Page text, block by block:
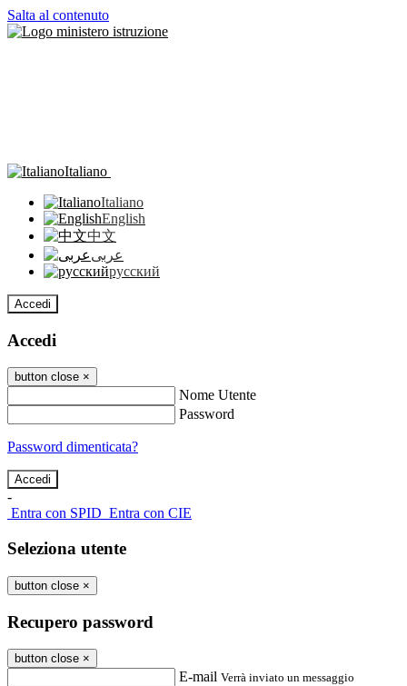
Salta al contenuto
Italiano
Italiano
English
中文
عربى
русский
Accedi
Accedi
button close ×
Nome Utente
Password
Password dimenticata?
-
Entra con SPID Entra con CIE
Seleziona utente
button close ×
Recupero password
button close ×
E-mail Verrà inviato un messaggio